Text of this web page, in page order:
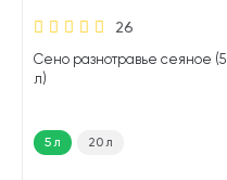
26
Сено разнотравье сеяное (5
л)
5 л 20 л